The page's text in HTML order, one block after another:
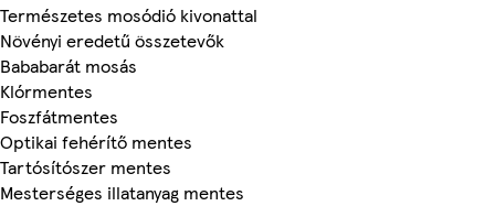
Természetes mosódió kivonattal
Növényi eredetű összetevők
Bababarát mosás
Klórmentes
Foszfátmentes
Optikai fehérítő mentes
Tartósítószer mentes
Mesterséges illatanyag mentes